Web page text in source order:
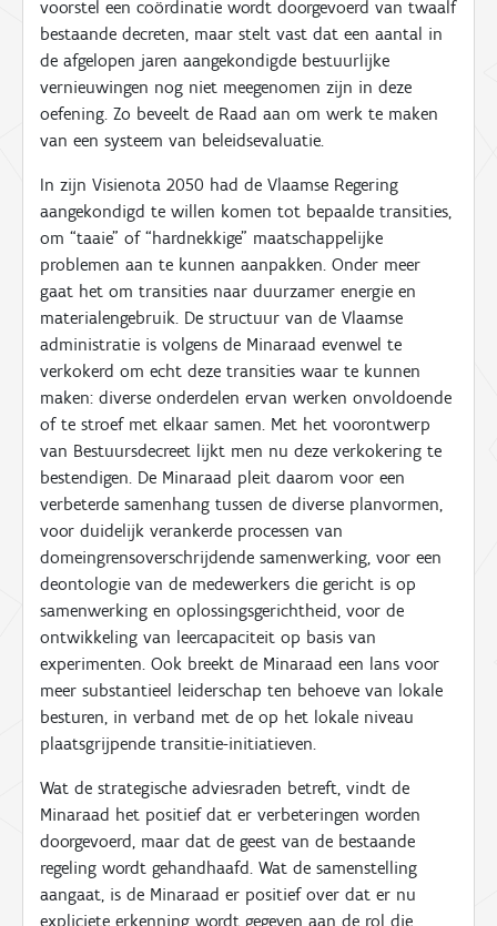
voorstel een coördinatie wordt doorgevoerd van twaalf
bestaande decreten, maar stelt vast dat een aantal in
de afgelopen jaren aangekondigde bestuurlijke
vernieuwingen nog niet meegenomen zijn in deze
oefening. Zo beveelt de Raad aan om werk te maken
van een systeem van beleidsevaluatie.
In zijn Visienota 2050 had de Vlaamse Regering
aangekondigd te willen komen tot bepaalde transities,
om “taaie” of “hardnekkige” maatschappelijke
problemen aan te kunnen aanpakken. Onder meer
gaat het om transities naar duurzamer energie en
materialengebruik. De structuur van de Vlaamse
administratie is volgens de Minaraad evenwel te
verkokerd om echt deze transities waar te kunnen
maken: diverse onderdelen ervan werken onvoldoende
of te stroef met elkaar samen. Met het voorontwerp
van Bestuursdecreet lijkt men nu deze verkokering te
bestendigen. De Minaraad pleit daarom voor een
verbeterde samenhang tussen de diverse planvormen,
voor duidelijk verankerde processen van
domeingrensoverschrijdende samenwerking, voor een
deontologie van de medewerkers die gericht is op
samenwerking en oplossingsgerichtheid, voor de
ontwikkeling van leercapaciteit op basis van
experimenten. Ook breekt de Minaraad een lans voor
meer substantieel leiderschap ten behoeve van lokale
besturen, in verband met de op het lokale niveau
plaatsgrijpende transitie-initiatieven.
Wat de strategische adviesraden betreft, vindt de
Minaraad het positief dat er verbeteringen worden
doorgevoerd, maar dat de geest van de bestaande
regeling wordt gehandhaafd. Wat de samenstelling
aangaat, is de Minaraad er positief over dat er nu
expliciete erkenning wordt gegeven aan de rol die